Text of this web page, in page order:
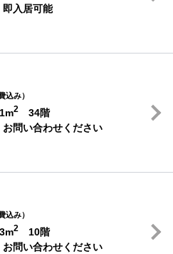
即入居可能
込み）
2
34階
お問い合わせください
込み）
2
10階
お問い合わせください